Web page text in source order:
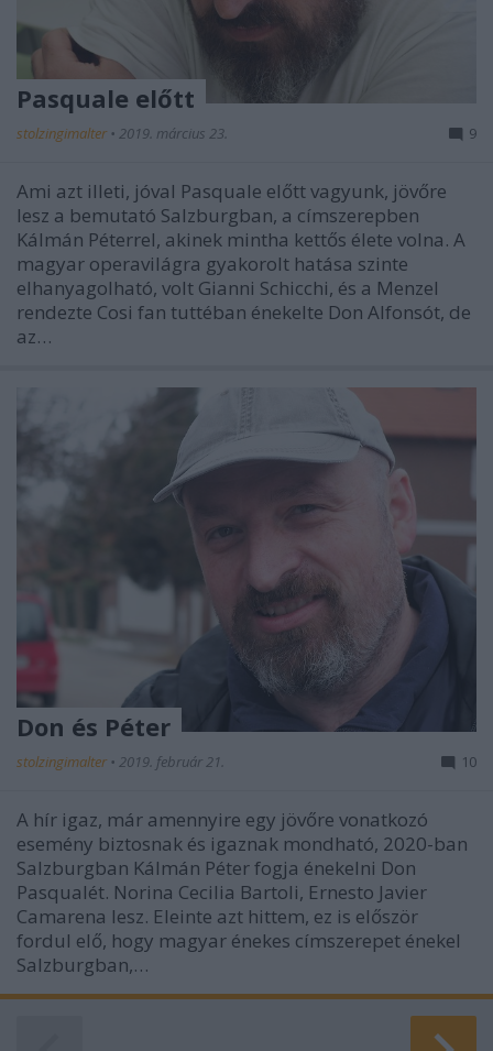
Pasquale előtt
stolzingimalter • 2019. március 23. 9
Ami azt illeti, jóval Pasquale előtt vagyunk, jövőre
lesz a bemutató Salzburgban, a címszerepben
Kálmán Péterrel, akinek mintha kettős élete volna. A
magyar operavilágra gyakorolt hatása szinte
elhanyagolható, volt Gianni Schicchi, és a Menzel
rendezte Cosi fan tuttéban énekelte Don Alfonsót, de
az…
Don és Péter
stolzingimalter • 2019. február 21. 10
A hír igaz, már amennyire egy jövőre vonatkozó
esemény biztosnak és igaznak mondható, 2020-ban
Salzburgban Kálmán Péter fogja énekelni Don
Pasqualét. Norina Cecilia Bartoli, Ernesto Javier
Camarena lesz. Eleinte azt hittem, ez is először
fordul elő, hogy magyar énekes címszerepet énekel
Salzburgban,…